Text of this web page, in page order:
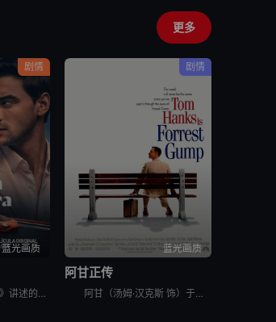
更多
剧情
蓝光画质
电影《我们的错误》讲述的是：尼克和诺亚的关系正处于最美好的时刻。然而，这对恋人似乎再也无法回到从前。一系列事件将接踵而至，让他们最终明白彼此是否真正适合对方。或者，相反地，他们会发现最好的选择是分
剧情
蓝光画质
阿甘正传
阿甘（汤姆·汉克斯 饰）于二战结束后不久出生在美国南方阿拉巴马州一个闭塞的小镇，他先天弱智，智商只有75，然而他的妈妈是一个性格坚强的女性，她常常鼓励阿甘“傻人有傻福”，要他自强不息。 &nbsp